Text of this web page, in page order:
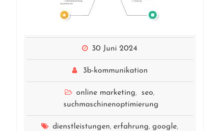
30 Juni 2024
3b-kommunikation
online marketing, seo,
suchmaschinenoptimierung
dienstleistungen,erfahrung,google,